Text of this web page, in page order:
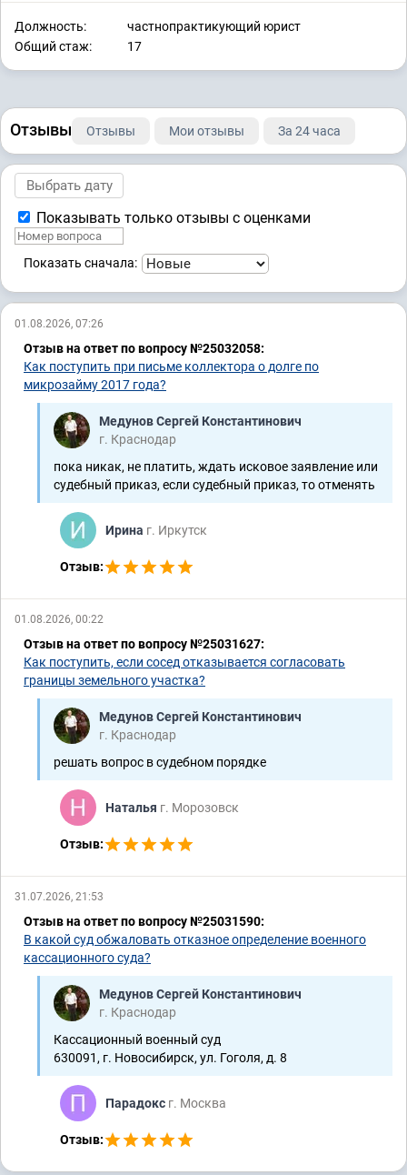
Должность:
частнопрактикующий юрист
Общий стаж:
17
Отзывы Отзывы Мои отзывы За 24 часа
Показывать только отзывы с оценками
Показать сначала:
01.08.2026, 07:26
Отзыв на ответ по вопросу №25032058:
Как поступить при письме коллектора о долге по
микрозайму 2017 года?
Медунов Сергей Константинович
г. Краснодар
пока никак, не платить, ждать исковое заявление или
судебный приказ, если судебный приказ, то отменять
Ирина г. Иркутск
Отзыв:
01.08.2026, 00:22
Отзыв на ответ по вопросу №25031627:
Как поступить, если сосед отказывается согласовать
границы земельного участка?
Медунов Сергей Константинович
г. Краснодар
решать вопрос в судебном порядке
Наталья г. Морозовск
Отзыв:
31.07.2026, 21:53
Отзыв на ответ по вопросу №25031590:
В какой суд обжаловать отказное определение военного
кассационного суда?
Медунов Сергей Константинович
г. Краснодар
Кассационный военный суд
630091, г. Новосибирск, ул. Гоголя, д. 8
Парадокс г. Москва
Отзыв: